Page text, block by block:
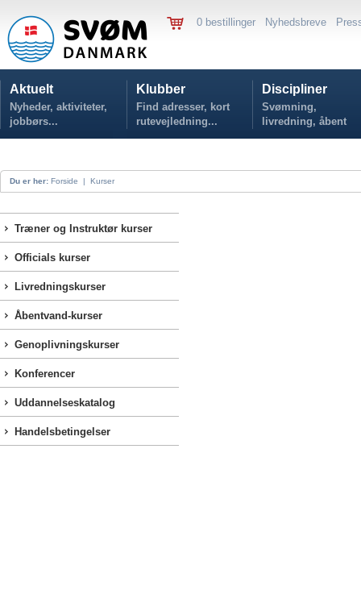
0 bestillinger Nyhedsbreve
Aktuelt
Nyheder, aktiviteter,
jobbørs...
Klubber
Find adresser, kort
rutevejledning...
Discipliner
Svømning,
livredning, åbent
vand...
Du er her: Forside | Kurser
Træner og Instruktør kurser
Officials kurser
Livredningskurser
Åbentvand-kurser
Genoplivningskurser
Konferencer
Uddannelseskatalog
Handelsbetingelser